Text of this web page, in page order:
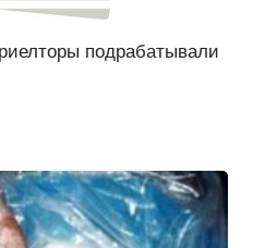
подрабатывали